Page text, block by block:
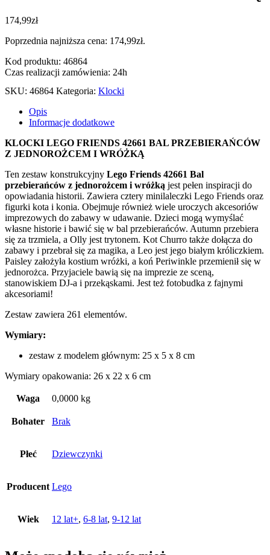
174,99zł
Poprzednia najniższa cena: 174,99zł.
Kod produktu: 46864
Czas realizacji zamówienia: 24h
SKU: 46864 Kategoria: Klocki
Opis
Informacje dodatkowe
KLOCKI LEGO FRIENDS 42661 BAL PRZEBIERAŃCÓW
Z JEDNOROŻCEM I WRÓŻKĄ
Ten zestaw konstrukcyjny Lego Friends 42661 Bal
przebierańców z jednorożcem i wróżką jest pełen inspiracji do
opowiadania historii. Zawiera cztery minilaleczki Lego Friends oraz
figurki kota i konia. Obejmuje również wiele uroczych akcesoriów
imprezowych do zabawy w udawanie. Dzieci mogą wymyślać
własne historie i bawić się w bal przebierańców. Autumn przebiera
się za trzmiela, a Olly jest trytonem. Kot Churro także dołącza do
zabawy i przebrał się za magika, a Leo jest jego białym króliczkiem.
Paisley założyła kostium wróżki, a koń Periwinkle przemienił się w
jednorożca. Przyjaciele bawią się na imprezie ze sceną,
stanowiskiem DJ-a i przekąskami. Jest też fotobudka z fajnymi
akcesoriami!
Zestaw zawiera 261 elementów.
Wymiary:
zestaw z modelem głównym: 25 x 5 x 8 cm
Wymiary opakowania: 26 x 22 x 6 cm
Waga 0,0000 kg
Bohater Brak
Płeć Dziewczynki
Producent Lego
Wiek 12 lat+, 6-8 lat, 9-12 lat